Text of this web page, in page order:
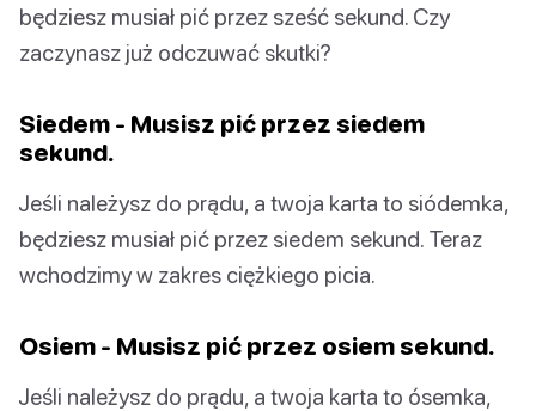
będziesz musiał pić przez sześć sekund. Czy
zaczynasz już odczuwać skutki?
Siedem - Musisz pić przez siedem
sekund.
Jeśli należysz do prądu, a twoja karta to siódemka,
będziesz musiał pić przez siedem sekund. Teraz
wchodzimy w zakres ciężkiego picia.
Osiem - Musisz pić przez osiem sekund.
Jeśli należysz do prądu, a twoja karta to ósemka,